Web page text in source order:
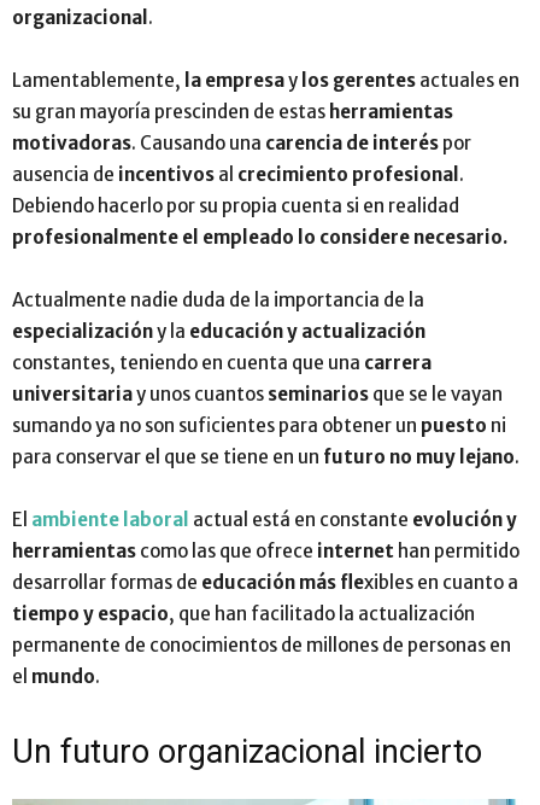
organizacional .
Lamentablemente, la empresay los gerentes actuales en
su gran mayoría prescinden de estas herramientas
motivadoras. Causando una carencia de interés por
ausencia de incentivos al crecimiento profesional .
Debiendo hacerlo por su propia cuenta si en realidad
profesionalmente el empleado lo considere necesario.
Actualmente nadie duda de la importancia de la
especializacióny la educación y actualización
constantes, teniendo en cuenta que una carrera
universitariay unos cuantos seminarios que se le vayan
sumando ya no son suficientes para obtener un puesto ni
para conservar el que se tiene en un futuro no muy lejano.
El ambiente laboral actual está en constante evolución y
herramientas como las que ofrece internet han permitido
desarrollar formas de educación más flexibles en cuanto a
tiempo y espacio, que han facilitado la actualización
permanente de conocimientos de millones de personas en
el mundo.
Un futuro organizacional incierto